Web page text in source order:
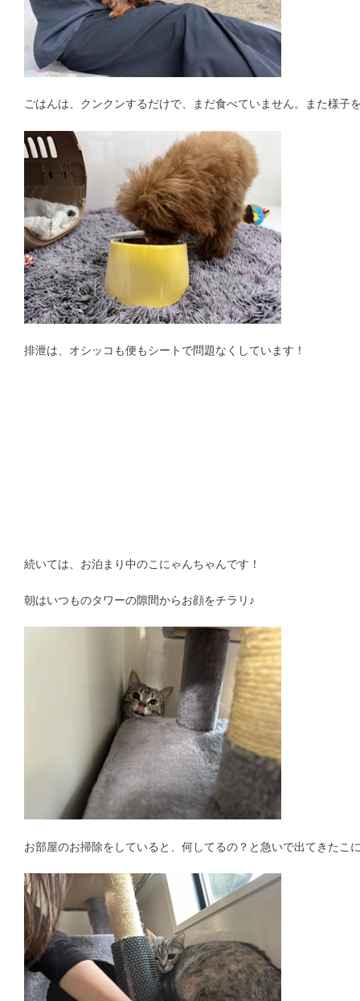
ごはんは、クンクンするだけで、まだ食べていません。また様子
排泄は、オシッコも便もシートで問題なくしています！
続いては、お泊まり中のこにゃんちゃんです！
朝はいつものタワーの隙間からお顔をチラリ♪
お部屋のお掃除をしていると、何してるの？と急いで出てきたこ